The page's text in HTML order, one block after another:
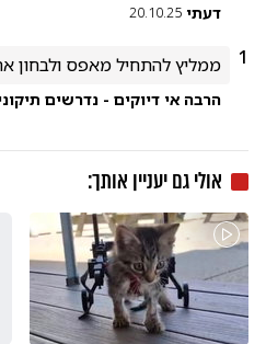
דעתי 20.10.25
1 ממליץ להתחיל מאפס ולבחון
הרבה אי דיוקים - נדרשים
אולי גם יעניין אותך: